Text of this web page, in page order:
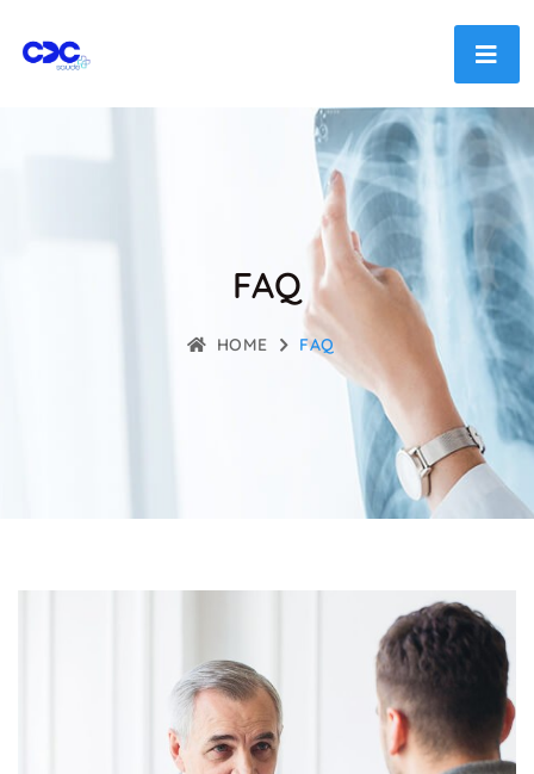
FAQ
HOME FAQ